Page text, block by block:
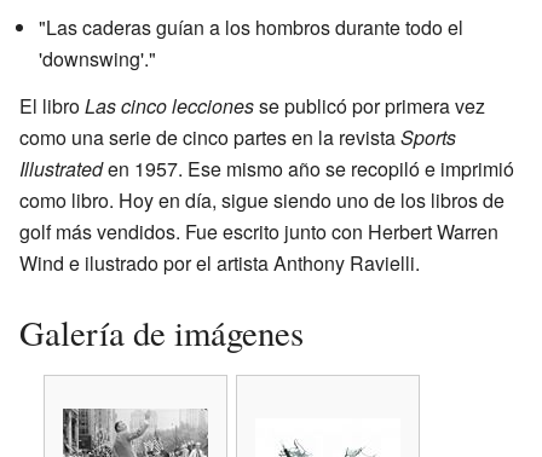
"Las caderas guían a los hombros durante todo el
'downswing'."
El libroLas cinco leccionesse publicó por primera vez
como una serie de cinco partes en la revistaSports
Illustrateden 1957. Ese mismo año se recopiló e imprimió
como libro. Hoy en día, sigue siendo uno de los libros de
golf más vendidos. Fue escrito junto con Herbert Warren
Wind e ilustrado por el artista Anthony Ravielli.
Galería de imágenes